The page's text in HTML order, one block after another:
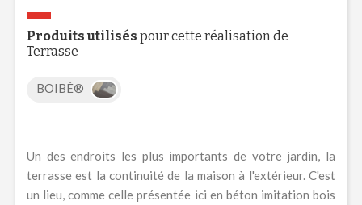
Produits utilisés pour cette réalisation de
Terrasse
BOIBÉ®
Un des endroits les plus importants de votre jardin, la
terrasse est la continuité de la maison à l'extérieur. C'est
un lieu, comme celle présentée ici en béton imitation bois